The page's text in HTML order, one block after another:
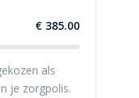
€ 385.00
als
je zorgpolis.